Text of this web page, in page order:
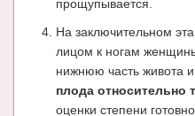
прощупывается.
На заключительном
лицом к ногам
нижнюю часть живота
плода относительно
оценки степени